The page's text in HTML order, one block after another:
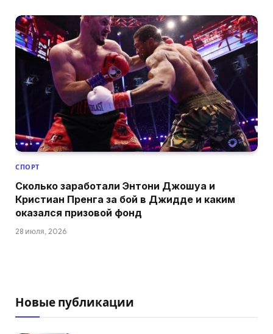
СПОРТ
Сколько заработали Энтони Джошуа и
Кристиан Пренга за бой в Джидде и каким
оказался призовой фонд
28 июля, 2026
Новые публикации